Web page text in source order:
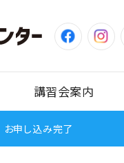
講習会案内
お申し込み完了